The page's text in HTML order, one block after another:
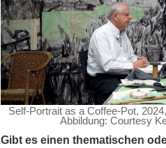
Self-Portrait as a Coffee-Pot,
Abbildung: Courtesy
Gibt es einen thematischen